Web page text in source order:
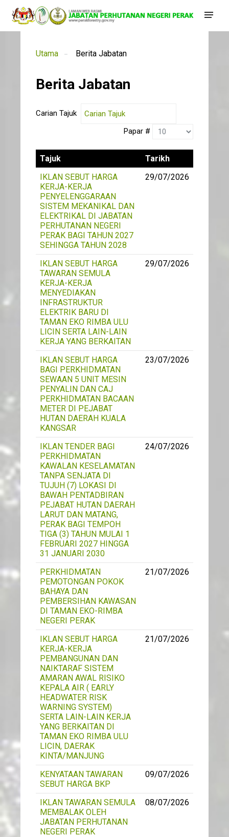
Utama Berita Jabatan
Berita Jabatan
Carian Tajuk
Papar #
Tajuk
Tarikh
IKLAN SEBUT HARGA
KERJA-KERJA
PENYELENGGARAAN
SISTEM MEKANIKAL DAN
ELEKTRIKAL DI JABATAN
PERHUTANAN NEGERI
PERAK BAGI TAHUN 2027
SEHINGGA TAHUN 2028
29/07/2026
IKLAN SEBUT HARGA
TAWARAN SEMULA
KERJA-KERJA
MENYEDIAKAN
INFRASTRUKTUR
ELEKTRIK BARU DI
TAMAN EKO RIMBA ULU
LICIN SERTA LAIN-LAIN
KERJA YANG BERKAITAN
29/07/2026
IKLAN SEBUT HARGA
BAGI PERKHIDMATAN
SEWAAN 5 UNIT MESIN
PENYALIN DAN CAJ
PERKHIDMATAN BACAAN
METER DI PEJABAT
HUTAN DAERAH KUALA
KANGSAR
23/07/2026
IKLAN TENDER BAGI
PERKHIDMATAN
KAWALAN KESELAMATAN
TANPA SENJATA DI
TUJUH (7) LOKASI DI
BAWAH PENTADBIRAN
PEJABAT HUTAN DAERAH
LARUT DAN MATANG,
PERAK BAGI TEMPOH
TIGA (3) TAHUN MULAI 1
FEBRUARI 2027 HINGGA
31 JANUARI 2030
24/07/2026
PERKHIDMATAN
PEMOTONGAN POKOK
BAHAYA DAN
PEMBERSIHAN KAWASAN
DI TAMAN EKO-RIMBA
NEGERI PERAK
21/07/2026
IKLAN SEBUT HARGA
KERJA-KERJA
PEMBANGUNAN DAN
NAIKTARAF SISTEM
AMARAN AWAL RISIKO
KEPALA AIR ( EARLY
HEADWATER RISK
WARNING SYSTEM)
SERTA LAIN-LAIN KERJA
YANG BERKAITAN DI
TAMAN EKO RIMBA ULU
LICIN, DAERAK
KINTA/MANJUNG
21/07/2026
KENYATAAN TAWARAN
SEBUT HARGA BKP
09/07/2026
IKLAN TAWARAN SEMULA
MEMBALAK OLEH
JABATAN PERHUTANAN
NEGERI PERAK
08/07/2026